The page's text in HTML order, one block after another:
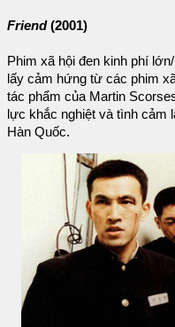
Friend(2001)
Phim xã hội đen kinh phí
lấy cảm hứng từ các phim
tác phẩm của Martin
lực khắc nghiệt và tình cảm
Hàn Quốc.